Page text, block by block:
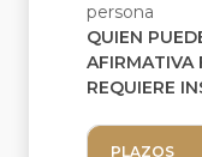
persona
QUIEN
AFIRMATIVA
REQUIERE
PLAZOS